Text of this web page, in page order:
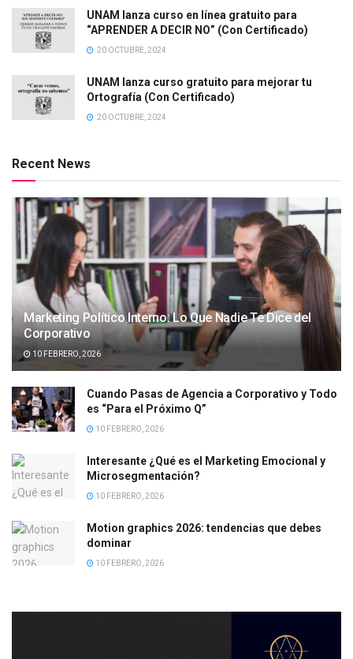
UNAM lanza curso en línea gratuito para
“APRENDER A DECIR NO” (Con Certificado)
20 OCTUBRE, 2024
UNAM lanza curso gratuito para mejorar tu
Ortografía (Con Certificado)
20 OCTUBRE, 2024
Recent News
Marketing Político Interno: Lo Que Nadie Te Dice del
Corporativo
10 FEBRERO, 2026
Cuando Pasas de Agencia a Corporativo y Todo
es “Para el Próximo Q”
10 FEBRERO, 2026
Interesante ¿Qué es el Marketing Emocional y
Microsegmentación?
10 FEBRERO, 2026
Motion graphics 2026: tendencias que debes
dominar
10 FEBRERO, 2026